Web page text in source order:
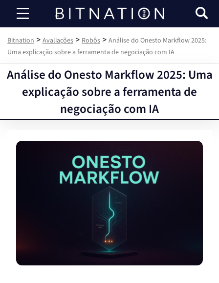
Bitnation
Bitnation > Avaliações > Robôs > Análise do Onesto Markflow 2025:
Uma explicação sobre a ferramenta de negociação com IA
Análise do Onesto Markflow 2025: Uma
explicação sobre a ferramenta de
negociação com IA